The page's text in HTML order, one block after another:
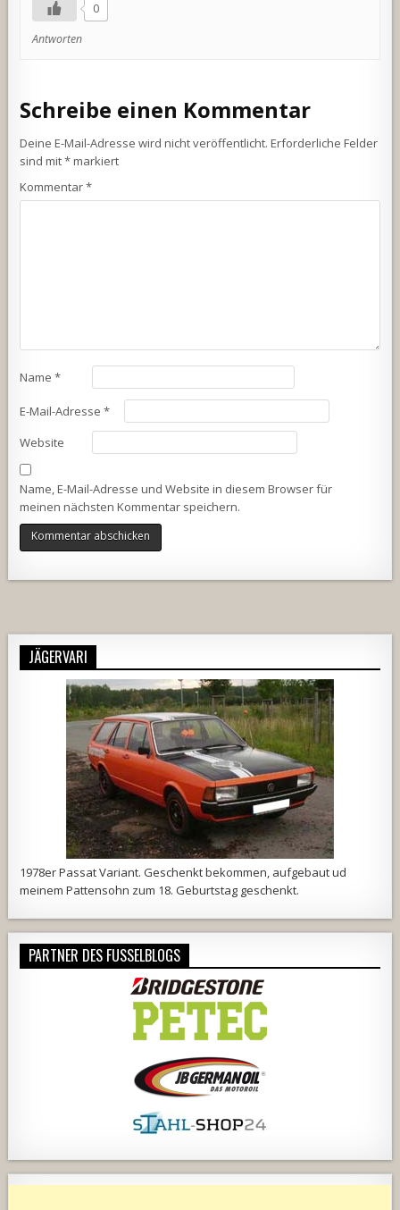
0
Antworten
Schreibe einen Kommentar
Deine E-Mail-Adresse wird nicht veröffentlicht. Erforderliche Felder
sind mit*markiert
Kommentar*
Name*
E-Mail-Adresse*
Website
Name, E-Mail-Adresse und Website in diesem Browser für
meinen nächsten Kommentar speichern.
JÄGERVARI
1978er Passat Variant. Geschenkt bekommen, aufgebaut ud
meinem Pattensohn zum 18. Geburtstag geschenkt.
PARTNER DES FUSSELBLOGS